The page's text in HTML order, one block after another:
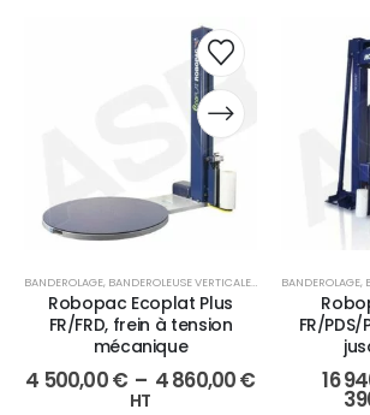
BANDEROLAGE, BANDEROLEUSE VERTICALE,EMBALLAGE
Robopac Ecoplat Plus
FR/FRD, frein à tension
mécanique
4 500,00€ – 4 860,00€
HT
BANDEROLAGE,
FR/
16